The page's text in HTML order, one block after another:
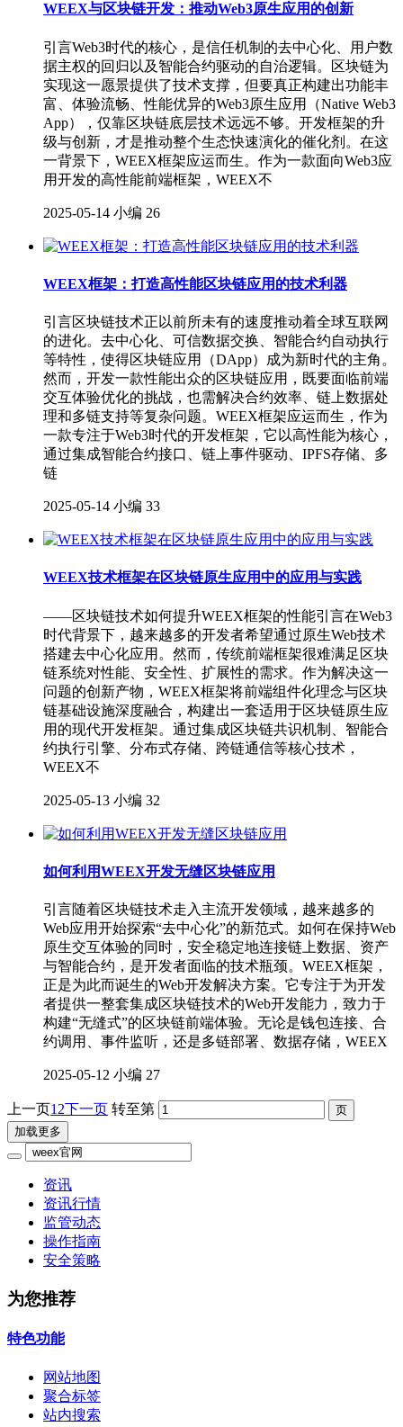
WEEX与区块链开发：推动Web3原生应用的创新
引言Web3时代的核心，是信任机制的去中心化、用户数
据主权的回归以及智能合约驱动的自治逻辑。区块链为
实现这一愿景提供了技术支撑，但要真正构建出功能丰
富、体验流畅、性能优异的Web3原生应用（Native Web3
App），仅靠区块链底层技术远远不够。开发框架的升
级与创新，才是推动整个生态快速演化的催化剂。在这
一背景下，WEEX框架应运而生。作为一款面向Web3应
用开发的高性能前端框架，WEEX不
2025-05-14 小编 26
WEEX框架：打造高性能区块链应用的技术利器
引言区块链技术正以前所未有的速度推动着全球互联网
的进化。去中心化、可信数据交换、智能合约自动执行
等特性，使得区块链应用（DApp）成为新时代的主角。
然而，开发一款性能出众的区块链应用，既要面临前端
交互体验优化的挑战，也需解决合约效率、链上数据处
理和多链支持等复杂问题。WEEX框架应运而生，作为
一款专注于Web3时代的开发框架，它以高性能为核心，
通过集成智能合约接口、链上事件驱动、IPFS存储、多
链
2025-05-14 小编 33
WEEX技术框架在区块链原生应用中的应用与实践
——区块链技术如何提升WEEX框架的性能引言在Web3
时代背景下，越来越多的开发者希望通过原生Web技术
搭建去中心化应用。然而，传统前端框架很难满足区块
链系统对性能、安全性、扩展性的需求。作为解决这一
问题的创新产物，WEEX框架将前端组件化理念与区块
链基础设施深度融合，构建出一套适用于区块链原生应
用的现代开发框架。通过集成区块链共识机制、智能合
约执行引擎、分布式存储、跨链通信等核心技术，
WEEX不
2025-05-13 小编 32
如何利用WEEX开发无缝区块链应用
引言随着区块链技术走入主流开发领域，越来越多的
Web应用开始探索“去中心化”的新范式。如何在保持Web
原生交互体验的同时，安全稳定地连接链上数据、资产
与智能合约，是开发者面临的技术瓶颈。WEEX框架，
正是为此而诞生的Web开发解决方案。它专注于为开发
者提供一整套集成区块链技术的Web开发能力，致力于
构建“无缝式”的区块链前端体验。无论是钱包连接、合
约调用、事件监听，还是多链部署、数据存储，WEEX
2025-05-12 小编 27
上一页1 2下一页 转至第
加载更多
资讯
资讯行情
监管动态
操作指南
安全策略
为您推荐
特色功能
网站地图
聚合标签
站内搜索